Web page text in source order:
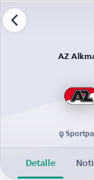
AZ
Detalle